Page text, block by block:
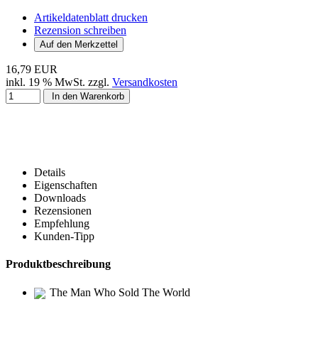
Artikeldatenblatt drucken
Rezension schreiben
16,79 EUR
inkl. 19 % MwSt. zzgl. Versandkosten
In den Warenkorb
Details
Eigenschaften
Downloads
Rezensionen
Empfehlung
Kunden-Tipp
Produktbeschreibung
The Man Who Sold The World